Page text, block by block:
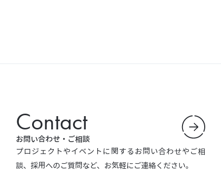
Contact
お問い合わせ・ご相談
プロジェクトやイベントに関するお問い合わせやご相
談、採用へのご質問など、お気軽にご連絡ください。